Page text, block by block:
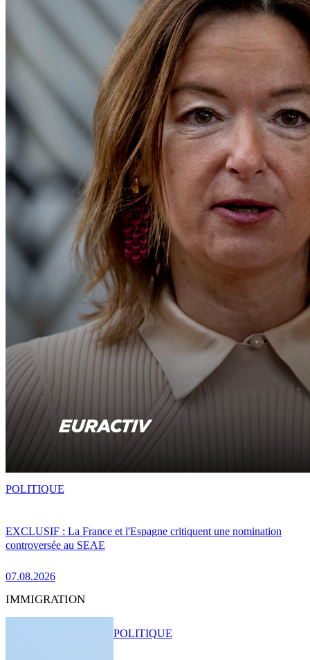
EXCLUSIF : La France et l'Espagne critiquent une nomination
controversée au SEAE
07.08.2026
POLITIQUE
IMMIGRATION
POLITIQUE